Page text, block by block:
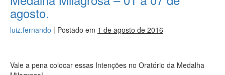
agosto.
luiz.fernando | Postado em 1 de agosto de 2016
Vale a pena colocar essas Intenções no Oratório da Medalha